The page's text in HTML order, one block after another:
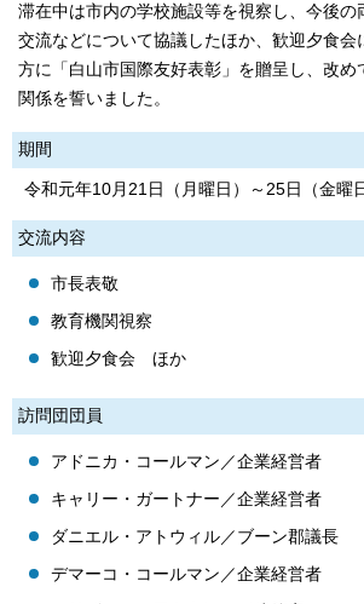
滞在中は市内の学校施設等を視察し、今後の
交流などについて協議したほか、歓迎夕食会
方に「白山市国際友好表彰」を贈呈し、改め
関係を誓いました。
期間
令和元年10月21日（月曜日）～25日（金
交流内容
市長表敬
教育機関視察
歓迎夕食会 ほか
訪問団団員
アドニカ・コールマン／企業経営者
キャリー・ガートナー／企業経営者
ダニエル・アトウィル／ブーン郡議長
デマーコ・コールマン／企業経営者